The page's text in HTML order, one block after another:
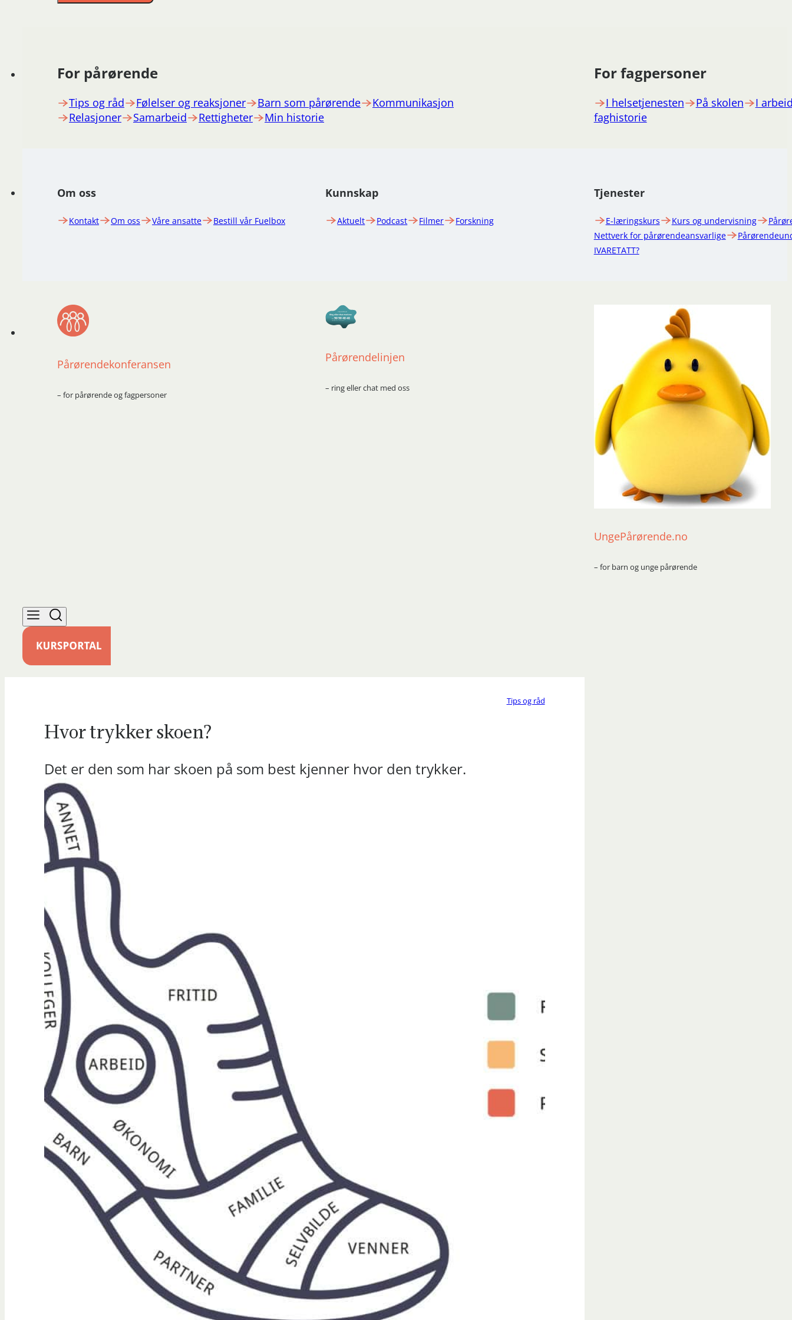
For pårørende
Tips og råd Følelser og reaksjoner Barn som pårørende
Kommunikasjon
Relasjoner
Samarbeid Rettigheter Min historie
For fagpersoner
I helsetjenesten På skolen
I
faghistorie
Om oss
Kontakt Om oss Våre ansatte Bestill vår Fuelbox
Kunnskap
Aktuelt Podcast Filmer Forskning
Tjenester
E-læringskurs Kurs og undervisning
Nettverk for pårørendeansvarlige
IVARETATT?
Pårørendekonferansen
– for pårørende og fagpersoner
Pårørendelinjen
– ring eller chat med oss
UngePårørende.no
– for barn og unge pårørende
Tips og råd
Hvor trykker skoen?
Det er den som har skoen på som best kjenner hvor den trykker.